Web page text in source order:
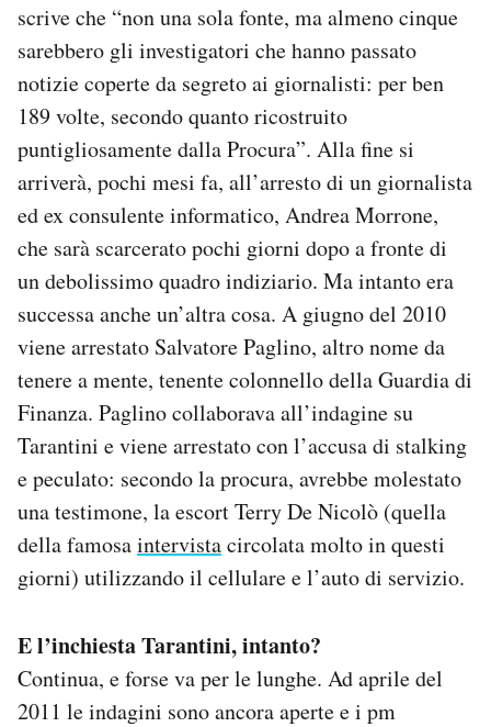
scrive che “non una sola fonte, ma almeno cinque
sarebbero gli investigatori che hanno passato
notizie coperte da segreto ai giornalisti: per ben
189 volte, secondo quanto ricostruito
puntigliosamente dalla Procura”. Alla fine si
arriverà, pochi mesi fa, all’arresto di un giornalista
ed ex consulente informatico, Andrea Morrone,
che sarà scarcerato pochi giorni dopo a fronte di
un debolissimo quadro indiziario. Ma intanto era
successa anche un’altra cosa. A giugno del 2010
viene arrestato Salvatore Paglino, altro nome da
tenere a mente, tenente colonnello della Guardia di
Finanza. Paglino collaborava all’indagine su
Tarantini e viene arrestato con l’accusa di stalking
e peculato: secondo la procura, avrebbe molestato
una testimone, la escort Terry De Nicolò (quella
della famosaintervistacircolata molto in questi
giorni) utilizzando il cellulare e l’auto di servizio.
E l’inchiesta Tarantini, intanto?
Continua, e forse va per le lunghe. Ad aprile del
2011 le indagini sono ancora aperte e i pm